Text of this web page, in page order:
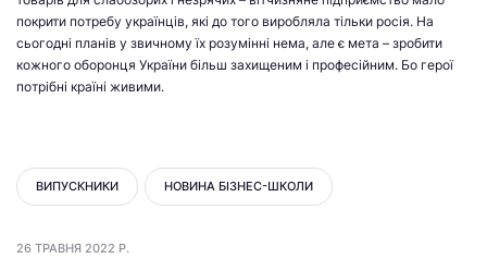
покрити потребу українців, які до того виробляла тільки росія. На
сьогодні планів у звичному їх розумінні нема, але є мета – зробити
кожного оборонця України більш захищеним і професійним. Бо герої
потрібні країні живими.
ВИПУСКНИКИ НОВИНА БІЗНЕС-ШКОЛИ
26 ТРАВНЯ 2022 Р.